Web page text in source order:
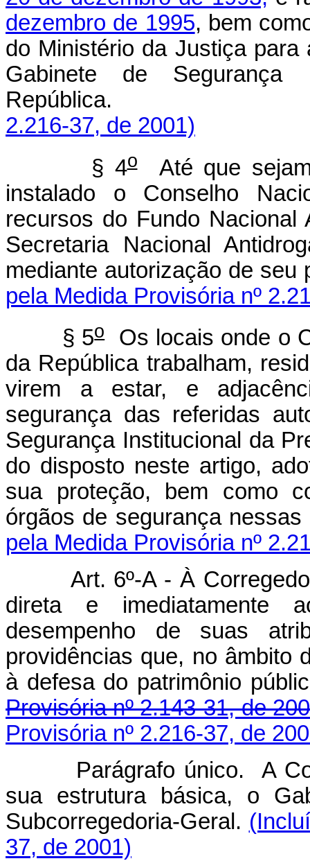
dezembro de 1995, bem
do Ministério da Justiça
Gabinete de Segurança
2.216-37, de 2001)
§ 4oAté que sejam
instalado o Conselho
recursos do Fundo
Secretaria Nacional
mediante autorização de seu
pela Medida Provisória nº
§ 5oOs locais onde o
da República trabalham,
virem a estar, e
segurança das referidas
Segurança Institucional da
do disposto neste artigo,
sua proteção, bem como
órgãos de
pela Medida Provisória nº
Art. 6º-A -À
direta e imediatamente
desempenho de suas
providências que, no âmbito
à defesa do
Provisória nº 2.143-31, de
Provisória nº 2.216-37, de
Parágrafo único. A
sua estrutura básica, o
Subcorregedoria-Geral.
37, de 2001)